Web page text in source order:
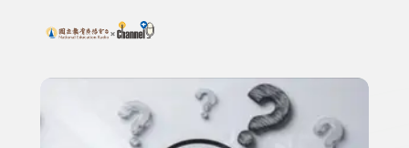
上方功能區塊
搜尋關鍵字：可輸入節目名稱、主持人或關鍵字